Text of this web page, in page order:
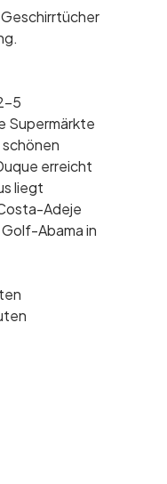
5
Supermärkte
erreicht
liegt
Adeje
Abama in